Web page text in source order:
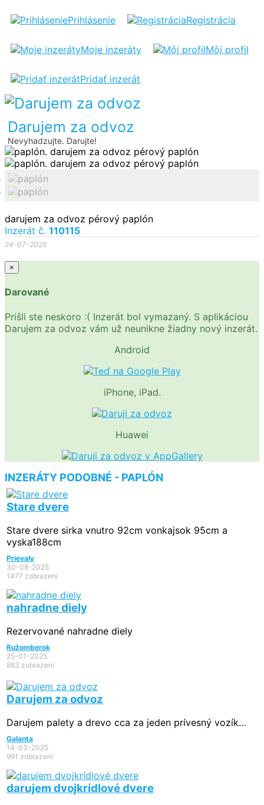
Prihlásenie Registrácia
Moje inzeráty Môj profil
Pridať inzerát
Darujem za odvoz
Nevyhadzujte. Darujte!
PAPLÓN
darujem za odvoz pérový paplón
Inzerát č. 110115
24-07-2025
×
Darované
Prišli ste neskoro :( Inzerát bol vymazaný. S aplikáciou
Darujem za odvoz vám už neunikne žiadny nový inzerát.
Android
iPhone, iPad.
Huawei
INZERÁTY PODOBNÉ - PAPLÓN
Stare dvere
Stare dvere sirka vnutro 92cm vonkajsok 95cm a
vyska188cm
Prievaly
30-08-2025
1477 zobrazení
nahradne diely
Rezervované nahradne diely
Ružomberok
25-01-2025
883 zobrazení
Darujem za odvoz
Darujem palety a drevo cca za jeden prívesný vozík…
Galanta
14-03-2025
991 zobrazení
darujem dvojkrídlové dvere